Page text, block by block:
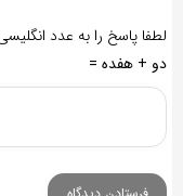
لطفا پاسخ را به عدد
دو + هفده =